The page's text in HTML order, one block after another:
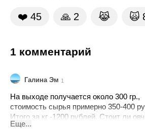
❤️ 45 🙏 2 😹 🙀
1 комментарий
Галина Эм 1
На выходе получается около 300 гр.,
стоимость сырья примерно 350-400
Итого за кг -1200 рублей. Стоит ли
выделки?
Еще...